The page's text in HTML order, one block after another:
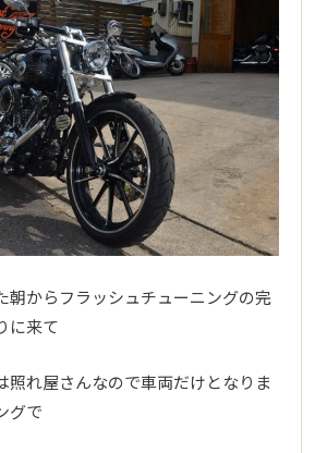
朝からフラッシュチューニングの完
に来て
照れ屋さんなので車両だけとなりま
グで